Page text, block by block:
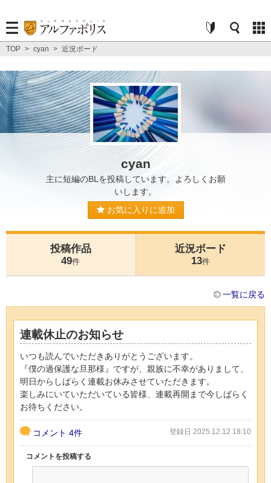
TOP > cyan > 近況ボード
cyan
主に短編のBLを投稿しています。よろしくお願
いします。
お気に入りに追加
投稿作品
49件
近況ボード
13件
一覧に戻る
連載休止のお知らせ
いつも読んでいただきありがとうございます。
『僕の過保護な旦那様』ですが、親族に不幸がありまして、
明日からしばらく連載お休みさせていただきます。
楽しみにいていただいている皆様、連載再開まで今しばらく
お待ちください。
コメント 4件 登録日 2025.12.12 18:10
コメントを投稿する